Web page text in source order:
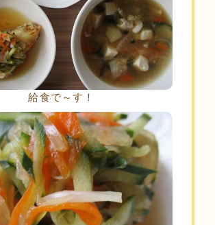
給食で～す！